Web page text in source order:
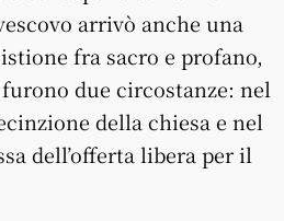
arrivò anche una
fra sacro e profano,
due circostanze: nel
della chiesa e nel
dell’offerta libera per il